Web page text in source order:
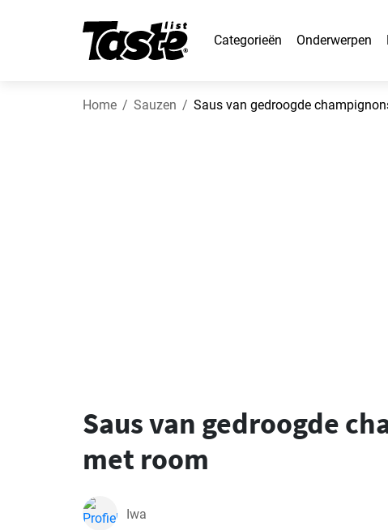
Categorieën Onderwerpen
Home Sauzen Saus van gedroogde
Saus van gedroogde
met room
Iwa